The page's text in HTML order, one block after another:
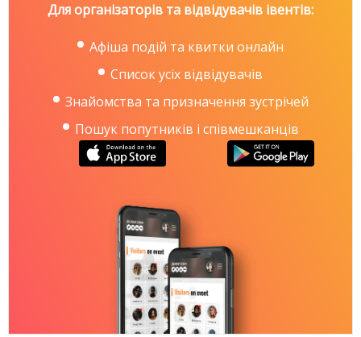
Для організаторів та відвідувачів івентів:
Афіша подій та квитки онлайн
Список усіх відвідувачів
Знайомства та призначення зустрічей
Пошук попутників і співмешканців